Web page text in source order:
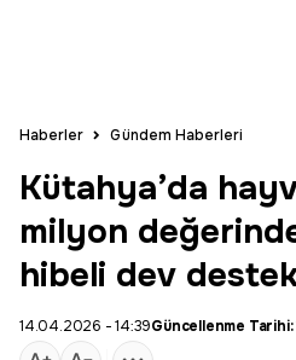
Haberler Gündem Haberleri
Kütahya’da
milyon
hibeli dev
14.04.2026 - 14:39Güncellenme Tarihi: